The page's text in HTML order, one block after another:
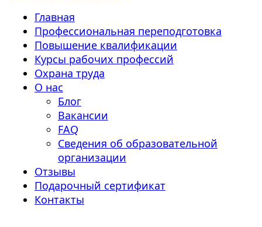
Главная
Профессиональная переподготовка
Повышение квалификации
Курсы рабочих профессий
Охрана труда
О нас
Блог
Вакансии
FAQ
Сведения об образовательной
организации
Отзывы
Подарочный сертификат
Контакты